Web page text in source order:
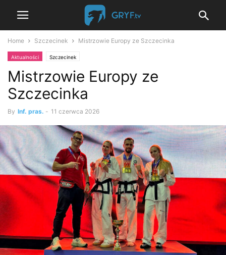
Home Szczecinek Mistrzowie Europy ze Szczecinka
Aktualności Szczecinek
Mistrzowie Europy ze
Szczecinka
By Inf. pras. - 11 czerwca 2026